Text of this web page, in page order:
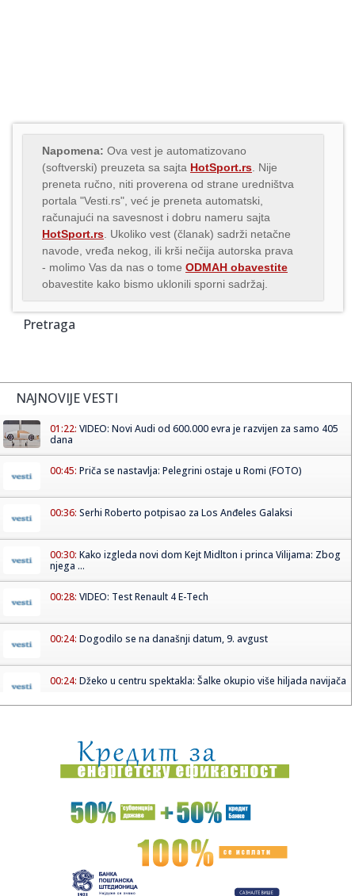
Napomena: Ova vest je automatizovano
(softverski) preuzeta sa sajta HotSport.rs . Nije
preneta ručno, niti proverena od strane uredništva
portala "Vesti.rs", već je preneta automatski,
računajući na savesnost i dobru nameru sajta
HotSport.rs . Ukoliko vest (članak) sadrži netačne
navode, vređa nekog, ili krši nečija autorska prava
- molimo Vas da nas o tome ODMAH obavestite
obavestite kako bismo uklonili sporni sadržaj.
Pretraga
NAJNOVIJE VESTI
01:22: VIDEO: Novi Audi od 600.000 evra je razvijen za samo 405
dana
00:45: Priča se nastavlja: Pelegrini ostaje u Romi (FOTO)
00:36: Serhi Roberto potpisao za Los Anđeles Galaksi
00:30: Kako izgleda novi dom Kejt Midlton i princa Vilijama: Zbog
njega ...
00:28: VIDEO: Test Renault 4 E-Tech
00:24: Dogodilo se na današnji datum, 9. avgust
00:24: Džeko u centru spektakla: Šalke okupio više hiljada navijača
00:20:Đura Đ. Trajković br. 26: Plejlista za sivu zonu (Fontaines
D....
00:17:Velika akcija tokom noći i ranog jutra u Beogradu: Ekipe
izlaze ...
Na današnji dan, 9. avgust
23:54:TEŽAK UDARAC ZA HETAFE PRED EVROPU: Važan igrač